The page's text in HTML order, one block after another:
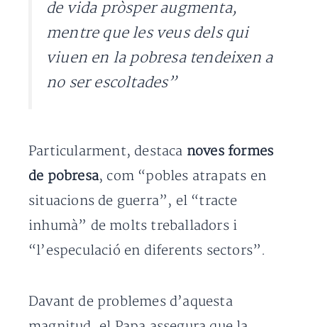
de vida pròsper augmenta,
mentre que les veus dels qui
viuen en la pobresa tendeixen a
no ser escoltades”
Particularment, destaca noves formes
de pobresa, com “pobles atrapats en
situacions de guerra”, el “tracte
inhumà” de molts treballadors i
“l’especulació en diferents sectors”.
Davant de problemes d’aquesta